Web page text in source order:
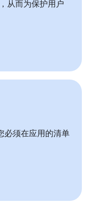
从而为保护用户
必须在应用的清单